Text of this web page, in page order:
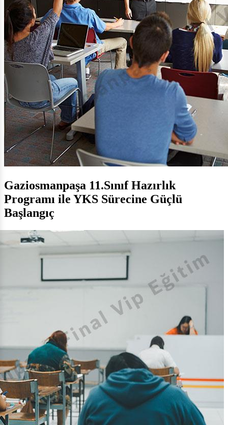
Gaziosmanpaşa 11.Sınıf Hazırlık
Programı ile YKS Sürecine Güçlü
Başlangıç